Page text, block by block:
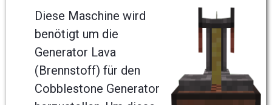
Diese Maschine wird
benötigt um die
Generator Lava
(Brennstoff) für den
Cobblestone Generator